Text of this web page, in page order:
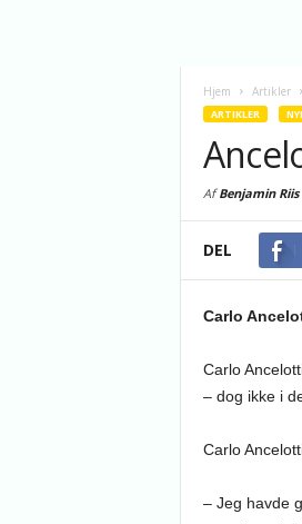
Hjem Artikler
ARTIKLER
AfBenjamin Riis
DEL
Carlo
Carlo
– dog ikke i
Carlo
– Jeg havde